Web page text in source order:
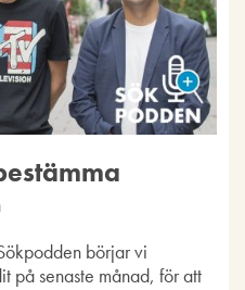
börjar vi
på senaste månad, för att